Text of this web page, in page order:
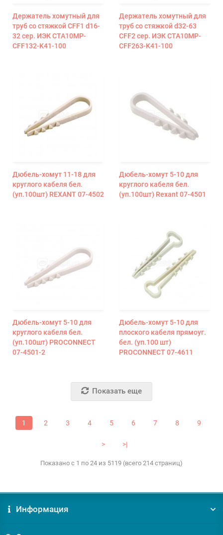
Держатель хомутный для
труб со стяжкой CFF1 d16-
32 сер. ИЭК CTA10MP-
CFF132-K41-100
Держатель хомутный для
труб со стяжкой d32-63
CFF2 сер. ИЭК CTA10MP-
CFF263-K41-100
Дюбель-хомут 11-18 для
круглого кабеля бел.
(уп.100шт) REXANT 07-4502
Дюбель-хомут 5-10 для
круглого кабеля бел.
(уп.100шт) Rexant 07-4501
Дюбель-хомут 5-10 для
круглого кабеля бел.
(уп.100шт) PROCONNECT
07-4501-2
Дюбель-хомут 5-10 для
плоского кабеля прямоуг.
бел. (уп.100 шт)
PROCONNECT 07-4611
Показать еще
1 2 3 4 5 6 7 8 9
> >|
Показано с 1 по 24 из 5119 (всего 214 страниц)
Информация